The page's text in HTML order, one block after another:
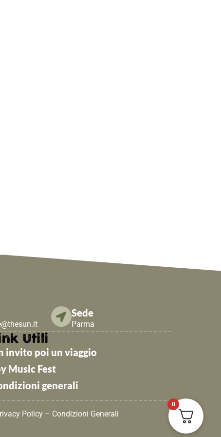
Sede
Parma
Utili
invito poi un viaggio
Music Fest
generali
Policy – Condizioni Generali
0